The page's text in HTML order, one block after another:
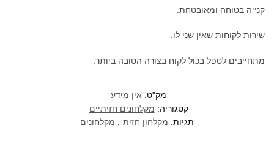
קנייה בטוחה ומאובטחת.
שירות לקוחות שאין שני לו.
מתחייבים לטפל בכול לקוח בצורה הטובה ביותר.
מק"ט: אין מידע
קטגוריה: מקלחונים חזיתיים
תגיות: מקלחון חזית מקלחונים